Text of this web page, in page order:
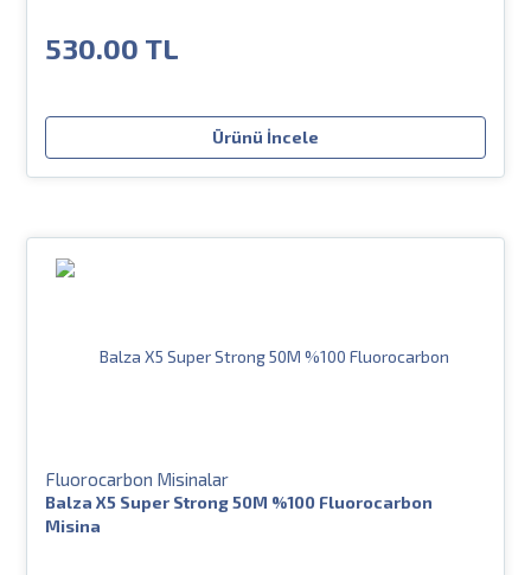
530.00 TL
Ürünü İncele
Fluorocarbon Misinalar
Balza X5 Super Strong 50M %100 Fluorocarbon
Misina